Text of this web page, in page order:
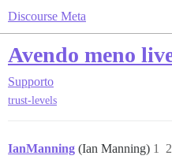
Discourse Meta
Avendo meno
Supporto
trust-levels
IanManning (Ian Manning) 1